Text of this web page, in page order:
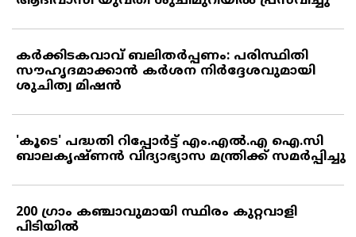
കര്‍ക്കിടകവാവ് ബലിതര്‍പ്പണം: പരിസ്ഥിതി
സൗഹൃദമാക്കാന്‍ കര്‍ശന നിര്‍ദ്ദേശവുമായി
ശുചിത്വ മിഷന്‍
'കൂടെ' പദ്ധതി റിപ്പോര്‍ട്ട് എം.എല്‍.എ ഐ.സി
ബാലകൃഷ്ണന്‍ വിദ്യാഭ്യാസ മന്ത്രിക്ക് സമര്‍പ്പിച്ചു
200 ഗ്രാം കഞ്ചാവുമായി സ്ഥിരം കുറ്റവാളി
പിടിയില്‍